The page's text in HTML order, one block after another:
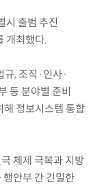
시 출범 추진
개최했다.
, 조직·인사·
등 분야별 준비
해 정보시스템 통합
체제 극복과 지방
안부 간 긴밀한